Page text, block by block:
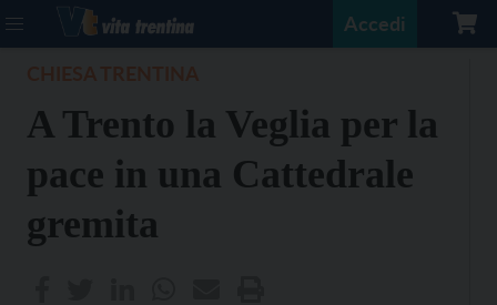
Accedi
A Trento la Veglia per la
pace in una Cattedrale
gremita